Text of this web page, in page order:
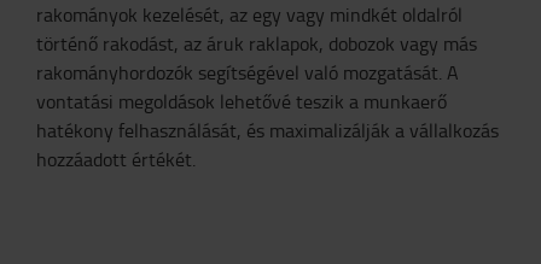
rakományok kezelését, az egy vagy mindkét oldalról
történő rakodást, az áruk raklapok, dobozok vagy más
rakományhordozók segítségével való mozgatását. A
vontatási megoldások lehetővé teszik a munkaerő
hatékony felhasználását, és maximalizálják a vállalkozás
hozzáadott értékét.